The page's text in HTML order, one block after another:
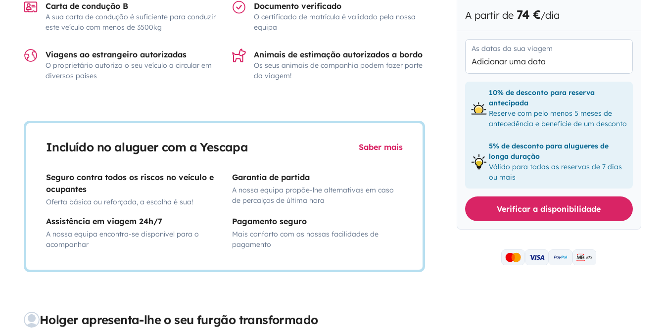
Carta de condução B
A sua carta de condução é suficiente para conduzir
este veículo com menos de 3500kg
Documento verificado
O certificado de matrícula é validado pela nossa
equipa
Viagens ao estrangeiro autorizadas
O proprietário autoriza o seu veículo a circular em
diversos países
Animais de estimação autorizados a bordo
Os seus animais de companhia podem fazer parte
da viagem!
Incluído no aluguer com a Yescapa Saber mais
Seguro contra todos os riscos no veículo e
ocupantes
Oferta básica ou reforçada, a escolha é sua!
Garantia de partida
A nossa equipa propõe-lhe alternativas em caso
de percalços de última hora
Assistência em viagem 24h/7
A nossa equipa encontra-se disponível para o
acompanhar
Pagamento seguro
Mais conforto com as nossas facilidades de
pagamento
Holger apresenta-lhe o seu furgão transformado
A partir de 74 €/dia
As datas da sua viagem
Adicionar uma data
10% de desconto para reserva
antecipada
Reserve com pelo menos 5 meses de
antecedência e beneficie de um desconto
5% de desconto para alugueres de
longa duração
Válido para todas as reservas de 7 dias
ou mais
Verificar a disponibilidade